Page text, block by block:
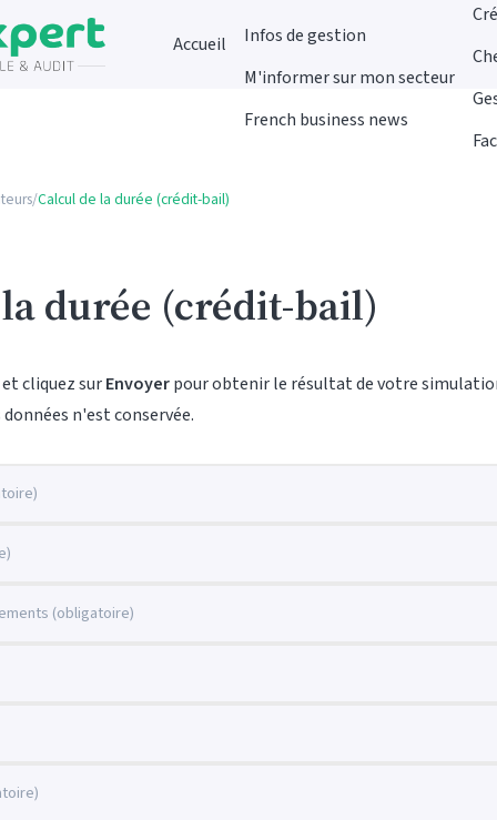
Accueil
Infos de gestion
M'informer sur mon secteur
French business news
/Calcul de la durée (crédit-bail)
durée (crédit-bail)
cliquez surEnvoyerpour obtenir le résultat de votre
n'est conservée.
(obligatoire)